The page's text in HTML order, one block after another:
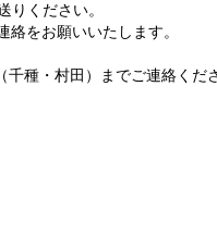
りください。
をお願いいたします。
千種・村田）までご連絡くだ